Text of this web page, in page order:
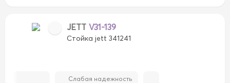
JETT V31-139
Стойка jett 341241
Слабая надежность